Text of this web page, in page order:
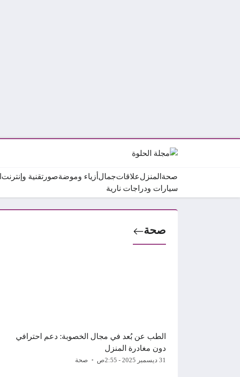
صحة المنزلعلاقاتجمال أزياء وموضةصور تقنية وإنترنت
سيارات ودراجات نارية
صحة
الطب عن بُعد في مجال الخصوبة: دعم احترافي
دون مغادرة المنزل
31 ديسمبر 2025 - 2:55ص صحة